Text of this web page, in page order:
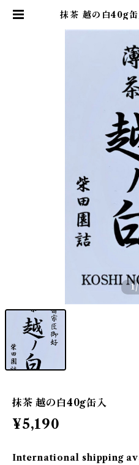
抹茶 越の白40g
1
抹茶 越の白40g缶入
¥5,190
International shipping